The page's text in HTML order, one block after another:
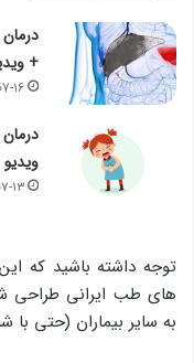
+
ویدیو
توجه داشته باشید که
های طب ایرانی طراحی
به سایر بیماران (حتی